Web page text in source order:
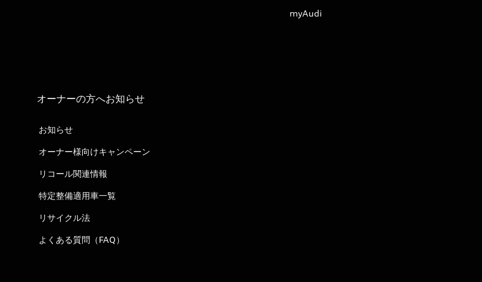
myAudi
オーナーの方へお知らせ
お知らせ
オーナー様向けキャンペーン
リコール関連情報
特定整備適用車一覧
リサイクル法
よくある質問（FAQ）